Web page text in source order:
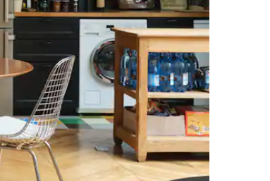
en omlaag, óf door te tikken of swipen.